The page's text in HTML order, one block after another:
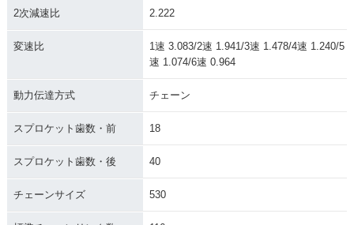
2次減速比 2.222
変速比
1速 3.083/2速 1.941/3速 1.478/4速 1.240/5
速 1.074/6速 0.964
動力伝達方式 チェーン
スプロケット歯数・前 18
スプロケット歯数・後 40
チェーンサイズ 530